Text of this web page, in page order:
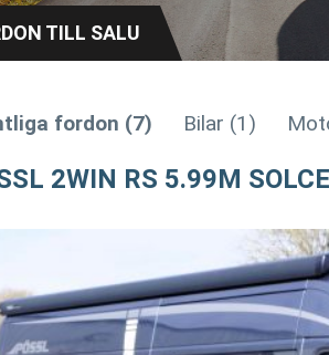
TILL SALU
fordon (7) Bilar (1)
2WIN RS 5.99M